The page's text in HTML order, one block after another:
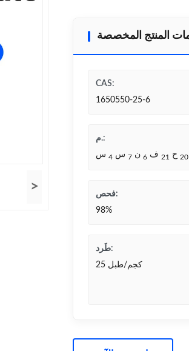
>
المنتج المخصصة
CAS:
1650550-25-6
م.:
20 ح 21 ف 6 ن 7 س 4 س
فحص:
98%
طَرد:
25 كجم/طبل